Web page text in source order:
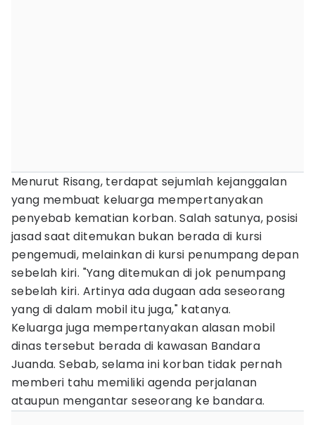
Menurut Risang, terdapat sejumlah kejanggalan
yang membuat keluarga mempertanyakan
penyebab kematian korban. Salah satunya, posisi
jasad saat ditemukan bukan berada di kursi
pengemudi, melainkan di kursi penumpang depan
sebelah kiri. "Yang ditemukan di jok penumpang
sebelah kiri. Artinya ada dugaan ada seseorang
yang di dalam mobil itu juga," katanya.
Keluarga juga mempertanyakan alasan mobil
dinas tersebut berada di kawasan Bandara
Juanda. Sebab, selama ini korban tidak pernah
memberi tahu memiliki agenda perjalanan
ataupun mengantar seseorang ke bandara.